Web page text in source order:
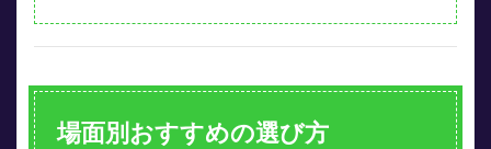
場面別おすすめの選び方